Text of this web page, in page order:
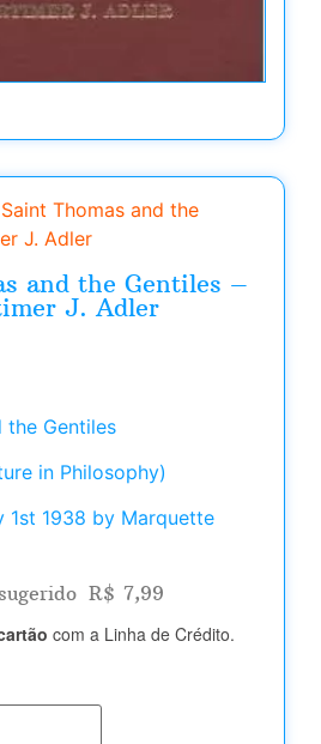
Thomas and the
J. Adler
and the Gentiles –
J. Adler
the Gentiles
in Philosophy)
1st 1938 by Marquette
R$ 7,99
com a Linha de Crédito.